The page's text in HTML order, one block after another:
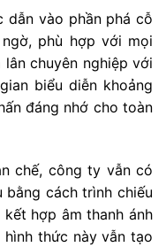
dẫn vào phần phá cỗ
phù hợp với mọi
chuyên nghiệp với
biểu diễn khoảng
đáng nhớ cho toàn
chế, công ty vẫn có
bằng cách trình chiếu
hợp âm thanh ánh
hình thức này vẫn tạo